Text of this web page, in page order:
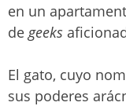
en un
degeeks
El gato, cuyo
sus poderes